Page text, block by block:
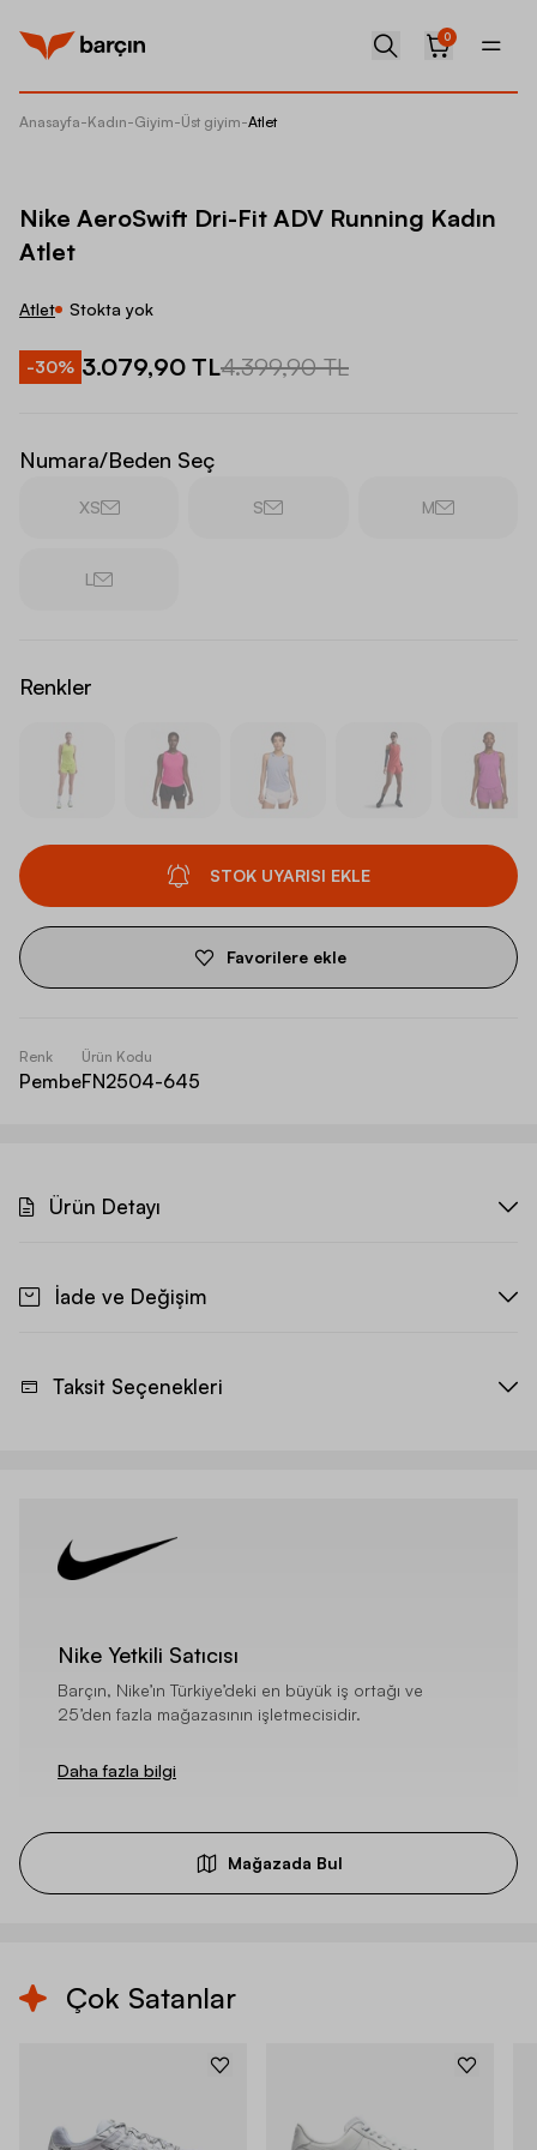
0
Anasayfa-Kadın-Giyim-Üst giyim-Atlet
Nike AeroSwift Dri-Fit ADV Running Kadın
Atlet
Atlet Stokta yok
-30% 3.079,90 TL4.399,90 TL
Numara/Beden Seç
XS S M
L
Renkler
STOK UYARISI EKLE
Favorilere ekle
Renk
Pembe
Ürün Kodu
FN2504-645
Ürün Detayı
İade ve Değişim
Taksit Seçenekleri
Nike Yetkili Satıcısı
Barçın, Nike’ın Türkiye’deki en büyük iş ortağı ve
25’den fazla mağazasının işletmecisidir.
Daha fazla bilgi
Mağazada Bul
Çok Satanlar